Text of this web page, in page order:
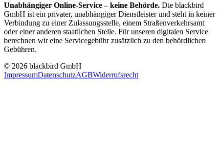
Unabhängiger Online-Service – keine Behörde. Die blackbird
GmbH ist ein privater, unabhängiger Dienstleister und steht in keiner
Verbindung zu einer Zulassungsstelle, einem Straßenverkehrsamt
oder einer anderen staatlichen Stelle. Für unseren digitalen Service
berechnen wir eine Servicegebühr zusätzlich zu den behördlichen
Gebühren.
© 2026 blackbird GmbH
ImpressumDatenschutzAGBWiderrufsrecht